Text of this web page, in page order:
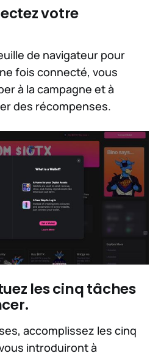
votre
de navigateur pour
fois connecté, vous
à la campagne et à
des récompenses.
les cinq tâches
accomplissez les cinq
introduiront à